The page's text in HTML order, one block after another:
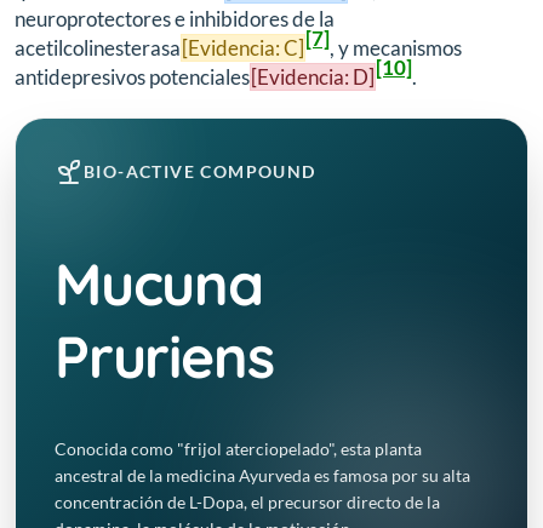
neuroprotectores e inhibidores de la
acetilcolinesterasa[Evidencia: C][7], y mecanismos
antidepresivos potenciales[Evidencia: D][10].
BIO-ACTIVE COMPOUND
Mucuna
Pruriens
Conocida como "frijol aterciopelado", esta planta
ancestral de la medicina Ayurveda es famosa por su alta
concentración de L-Dopa, el precursor directo de la